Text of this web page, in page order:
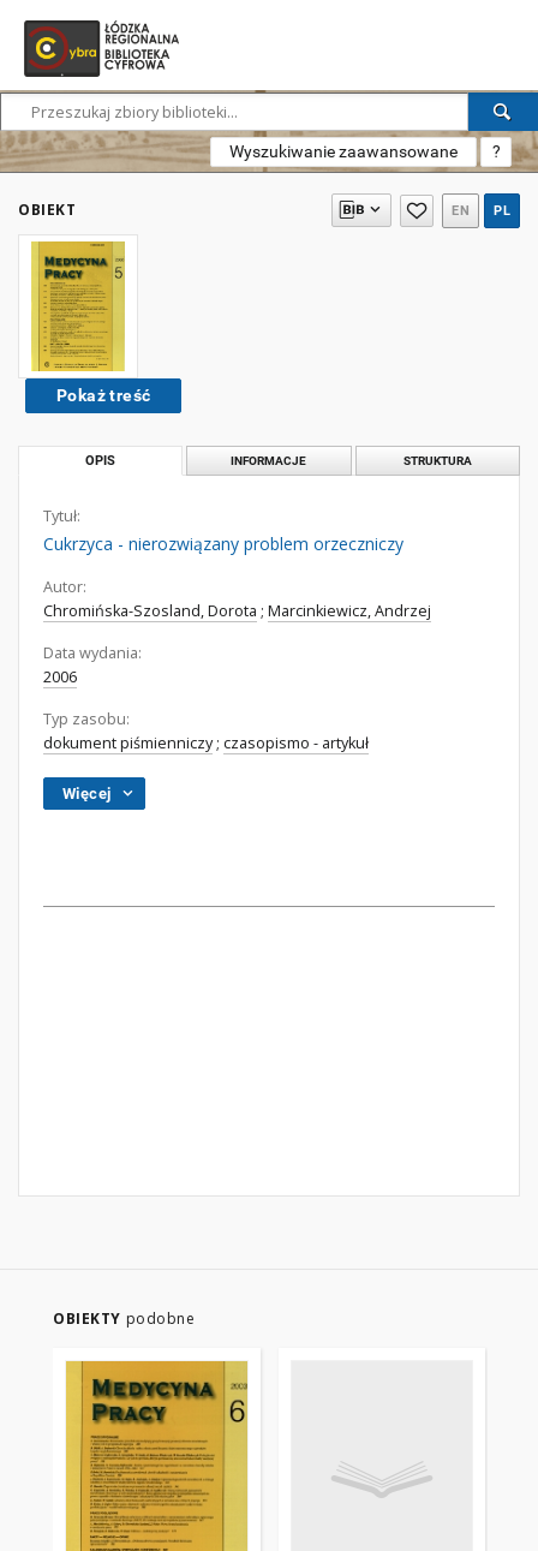
Wyszukiwanie zaawansowane ?
OBIEKT EN PL
Pokaż treść
OPIS INFORMACJE STRUKTURA
Tytuł:
Cukrzyca - nierozwiązany problem orzeczniczy
Autor:
Chromińska-Szosland, Dorota ; Marcinkiewicz, Andrzej
Data wydania:
2006
Typ zasobu:
dokument piśmienniczy; czasopismo - artykuł
Więcej
OBIEKTY podobne